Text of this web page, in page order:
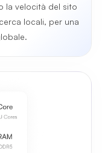
la velocità del sito
locali, per una